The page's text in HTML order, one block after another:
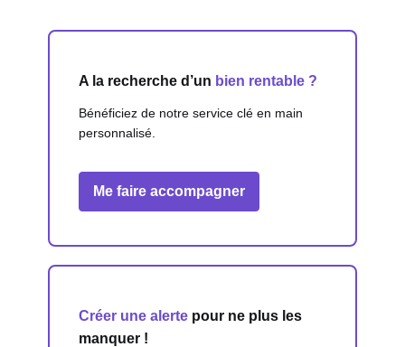
A la recherche d’un bien rentable ?
Bénéficiez de notre service clé en main
personnalisé.
Me faire accompagner
Créer une alerte pour ne plus les
manquer !